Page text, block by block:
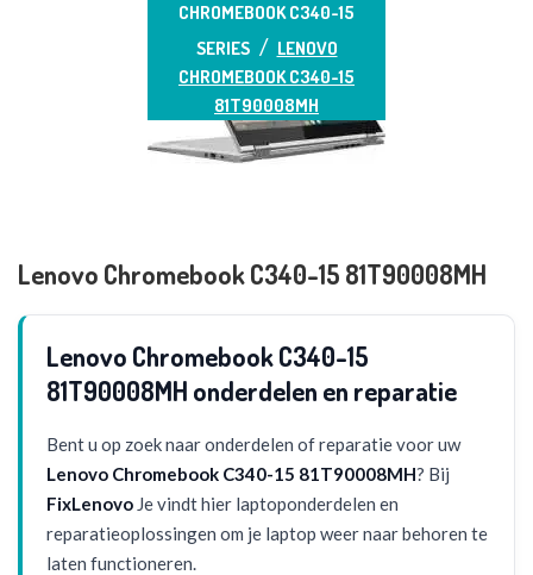
CHROMEBOOK C340-15
SERIES
LENOVO
CHROMEBOOK C340-15
81T90008MH
Lenovo Chromebook C340-15 81T90008MH
Lenovo Chromebook C340-15
81T90008MH onderdelen en reparatie
Bent u op zoek naar onderdelen of reparatie voor uw
Lenovo Chromebook C340-15 81T90008MH? Bij
FixLenovo Je vindt hier laptoponderdelen en
reparatieoplossingen om je laptop weer naar behoren te
laten functioneren.